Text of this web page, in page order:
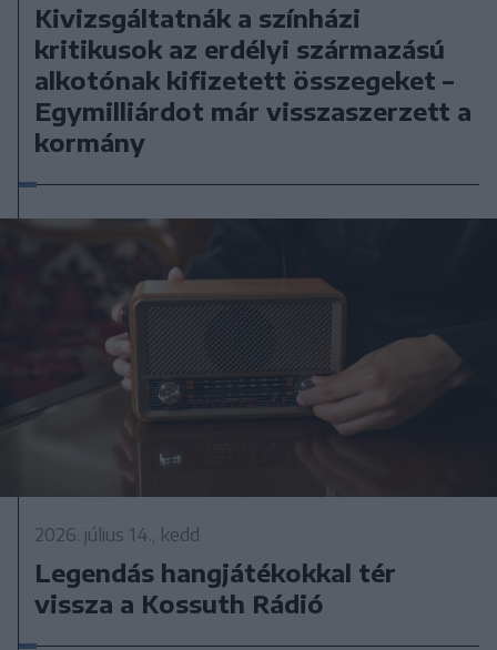
Kivizsgáltatnák a színházi
kritikusok az erdélyi származású
alkotónak kifizetett összegeket –
Egymilliárdot már visszaszerzett a
kormány
2026. július 14., kedd
Legendás hangjátékokkal tér
vissza a Kossuth Rádió